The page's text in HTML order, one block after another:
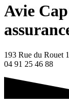
Avie
193 Rue du Rouet
04 91 25 46 88